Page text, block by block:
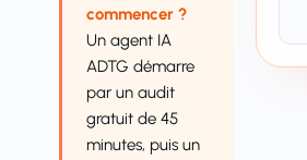
commencer ?
Un agent IA
ADTG démarre
par un audit
gratuit de 45
minutes, puis un